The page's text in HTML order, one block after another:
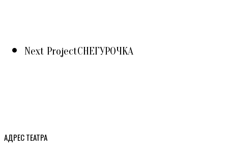
Next ProjectСНЕГУРОЧКА
АДРЕС ТЕАТРА